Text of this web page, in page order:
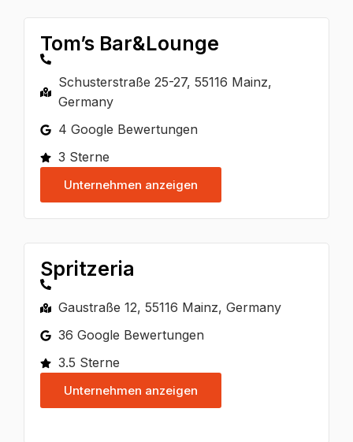
Tom’s Bar&Lounge
Schusterstraße 25-27, 55116 Mainz,
Germany
4 Google Bewertungen
3 Sterne
Unternehmen anzeigen
Spritzeria
Gaustraße 12, 55116 Mainz, Germany
36 Google Bewertungen
3.5 Sterne
Unternehmen anzeigen